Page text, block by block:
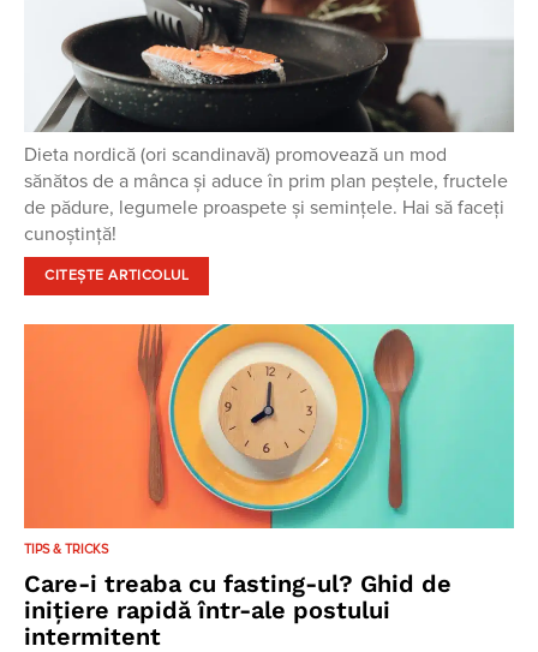
Dieta nordică (ori scandinavă) promovează un mod
sănătos de a mânca și aduce în prim plan peștele, fructele
de pădure, legumele proaspete și semințele. Hai să faceți
cunoștință!
CITEȘTE ARTICOLUL
TIPS & TRICKS
Care-i treaba cu fasting-ul? Ghid de
inițiere rapidă într-ale postului
intermitent